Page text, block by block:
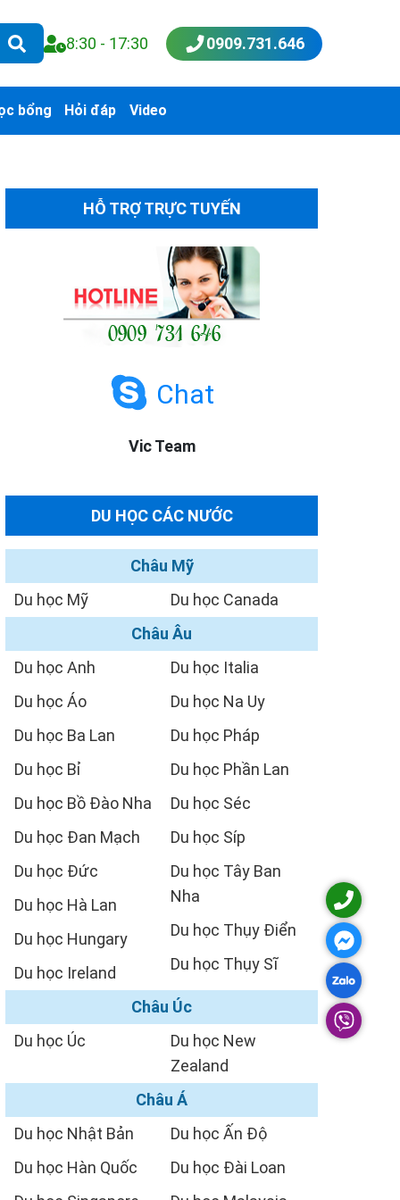
8:30 - 17:30 0909.731.646
bổng Hỏi đáp Video
HỖ TRỢ TRỰC TUYẾN
Chat
Vic Team
DU HỌC CÁC NƯỚC
Châu Mỹ
Du học Mỹ
Du học Canada
Châu Âu
Du học Anh
Du học Áo
Du học Ba Lan
Du học Bỉ
Du học Bồ Đào Nha
Du học Đan Mạch
Du học Đức
Du học Hà Lan
Du học Hungary
Du học Ireland
Du học Italia
Du học Na Uy
Du học Pháp
Du học Phần Lan
Du học Séc
Du học Síp
Du học Tây Ban
Nha
Du học Thụy Điển
Du học Thụy Sĩ
Châu Úc
Du học Úc
Du học New
Zealand
Châu Á
Du học Nhật Bản
Du học Hàn Quốc
Du học Ấn Độ
Du học Đài Loan